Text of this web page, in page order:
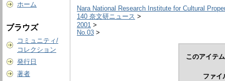
ホーム
ブラウズ
コミュニティ/
コレクション
発行日
著者
Nara National Research Institute for Cultural
140 奈文研ニュース >
2001 >
No.03 >
このアイテ
ファイ